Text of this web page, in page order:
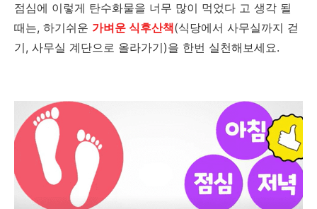
점심에 이렇게 탄수화물을 너무 많이 먹었다 고 생각 될
때는, 하기쉬운 가벼운 식후산책(식당에서 사무실까지 걷
기, 사무실 계단으로 올라가기)을 한번 실천해보세요.